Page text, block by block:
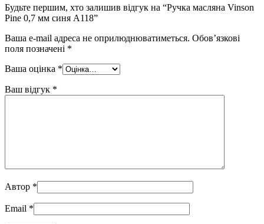
Будьте першим, хто залишив відгук на “Ручка масляна Vinson
Pine 0,7 мм синя A118”
Ваша e-mail адреса не оприлюднюватиметься. Обов’язкові
поля позначені *
Ваша оцінка *
Ваш відгук *
Автор *
Email *